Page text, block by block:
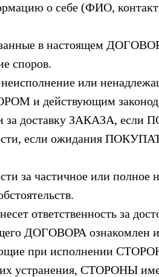
о себе (ФИО,
в настоящем
споров.
неисполнение или
и действующим
за доставку ЗАКАЗА,
если ожидания
за частичное или полное
ответственность за
ДОГОВОРА ознакомлен и
при исполнении
устранения, СТОРОНЫ